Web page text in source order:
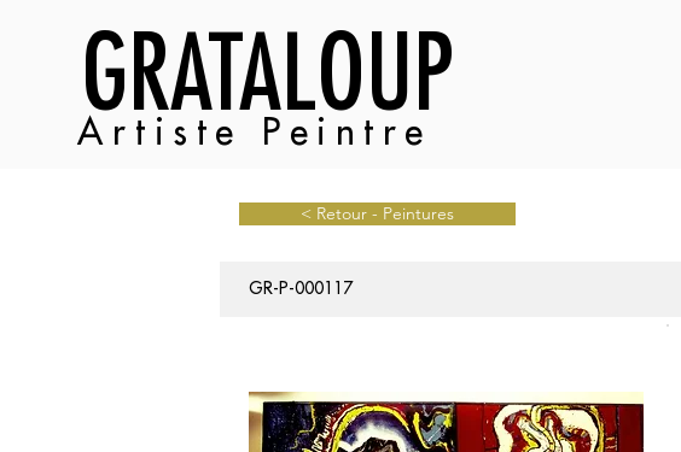
GRATALOUP
Artiste Peintre
< Retour - Peintures
GR-P-000117